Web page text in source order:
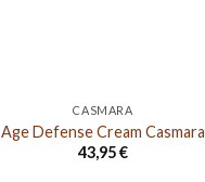
CASMARA
Age Defense Cream Casmara
43,95€